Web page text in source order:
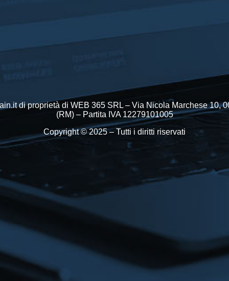
di proprietà di WEB 365 SRL – Via Nicola Marchese 10,
(RM) – Partita IVA 12279101005
Copyright © 2025 – Tutti i diritti riservati